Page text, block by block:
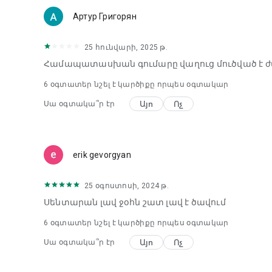
Артур Григорян
25 հունվարի, 2025 թ.
Համապատասխան գումարը վաղուց մուծված է
6 օգտատեր նշել է կարծիքը որպես օգտակար
Սա օգտակա՞ր էր Այո Ոչ
erik gevorgyan
25 օգոստոսի, 2024 թ.
Սենտարան լավ ջօհն շատ լավ է ծավում
6 օգտատեր նշել է կարծիքը որպես օգտակար
Սա օգտակա՞ր էր Այո Ոչ